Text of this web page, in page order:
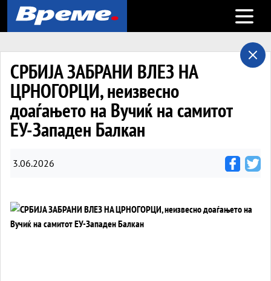
Open
СРБИЈА ЗАБРАНИ ВЛЕЗ НА
ЦРНОГОРЦИ, неизвесно
доаѓањето на Вучиќ на самитот
ЕУ-Западен Балкан
3.06.2026